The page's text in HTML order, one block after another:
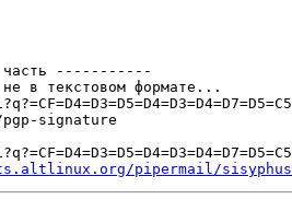
часть -----------
не в текстовом формате...
signature
pipermail/sisyphus/